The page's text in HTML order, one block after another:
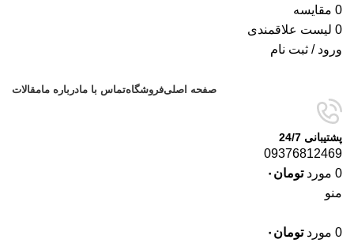
0 مقایسه
0 لیست علاقمندی
ورود / ثبت نام
صفحه اصلیفروشگاهتماس با مادرباره مامقالات
پشتیبانی 24/7
09376812469
0 مورد تومان ۰
منو
0 مورد تومان ۰